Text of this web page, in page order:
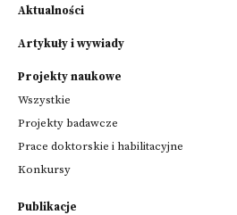
Aktualności
Artykuły i wywiady
Projekty naukowe
Wszystkie
Projekty badawcze
Prace doktorskie i habilitacyjne
Konkursy
Publikacje